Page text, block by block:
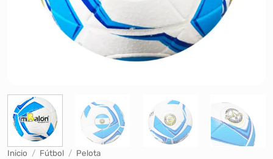
Inicio / Fútbol / Pelota